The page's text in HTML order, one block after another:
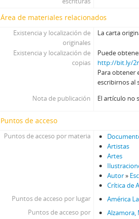
Área de materiales relacionados
Existencia y localización de
originales
La carta
Existencia y localización de
copias
Puede
http://bit.ly/
Para obtener
escribirnos al
Nota de publicación
El artículo no
Puntos de acceso
Puntos de acceso por materia
Artistas
Artes
Autor»
Crítica de
Puntos de acceso por lugar
América
Puntos de acceso por
Alzamora,